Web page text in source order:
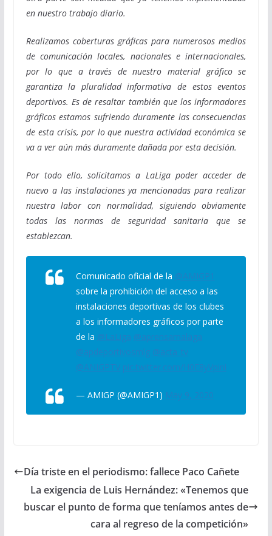
en nuestro trabajo diario.
Realizamos coberturas gráficas para numerosos medios
de comunicación locales, nacionales e internacionales,
por lo que a través de nuestro material gráfico se
garantiza la pluralidad informativa de estos eventos
deportivos. Es de resaltar también que los informadores
gráficos estamos sufriendo duramente las consecuencias
de esta crisis, por lo que nuestra actividad económica se
va a ver aún más duramente dañada por esta decisión.
Por todo ello, solicitamos a LaLiga poder acceder de
nuevo a las instalaciones ya mencionadas para realizar
nuestra labor con normalidad, siguiendo obviamente
todas las normas de seguridad sanitaria que se
establezcan.
Comunicado oficial de la @AMIGP1
sobre la prohibición del acceso a las
instalaciones deportivas de los clubes
a los informadores gráficos por parte
de la @LaLiga @aprensamalaga
@apdeportivosmlg @acta_tv
@ANIGPTV pic.twitter.com/H0E8yVpini
— AMIGP (@AMIGP1) May 9, 2020
Día triste en el periodismo: fallece Paco Cañete
La exigencia de Luis Hernández: «Tenemos que
buscar el punto de forma que teníamos antes de
cara al regreso de la competición»